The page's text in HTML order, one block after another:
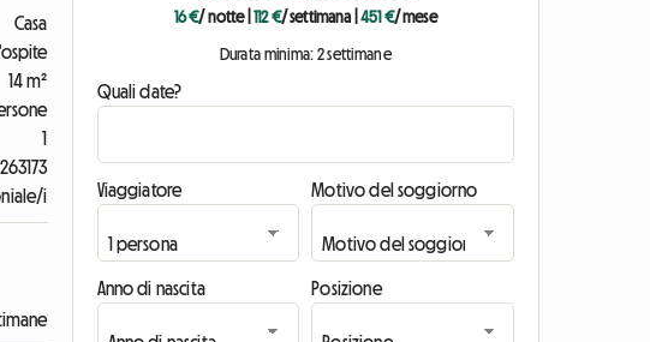
Casa
14 m²
1
263173
i
16 €/ notte| 112 €/ settimana |451 €/ mese
Durata minima: 2 settimane
Quali date?
Viaggiatore Motivo del soggiorno
Anno di nascita Posizione